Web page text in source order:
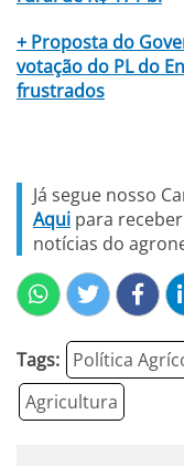
+ Proposta do
votação do PL do
frustrados
Já segue nosso
Aqui para
notícias do
Tags: Política
Agricultura